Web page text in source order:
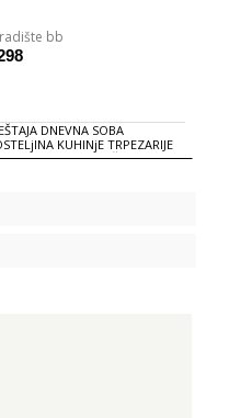
bb
DNEVNA SOBA
KUHINjE TRPEZARIJE
NAMEŠTAJ